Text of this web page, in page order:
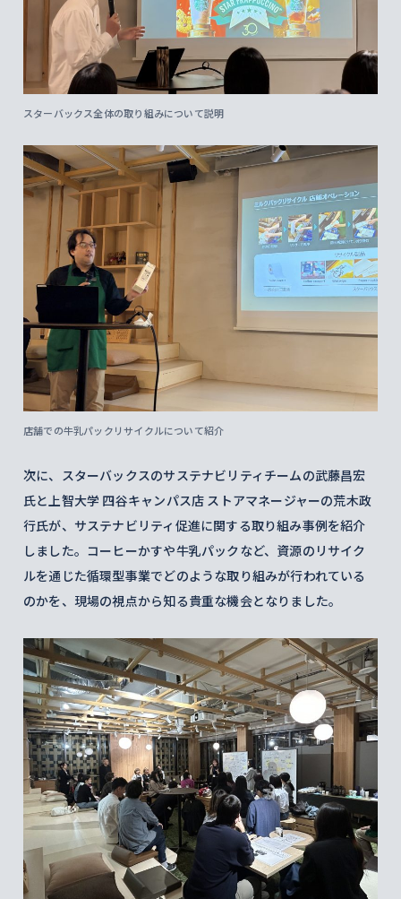
スターバックス全体の取り組みについて説明
店舗での牛乳パックリサイクルについて紹介
次に、スターバックスのサステナビリティチームの武藤昌宏
氏と上智大学 四谷キャンパス店 ストアマネージャーの荒木政
行氏が、サステナビリティ促進に関する取り組み事例を紹介
しました。コーヒーかすや牛乳パックなど、資源のリサイク
ルを通じた循環型事業でどのような取り組みが行われている
のかを、現場の視点から知る貴重な機会となりました。